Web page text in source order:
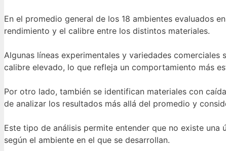
En el promedio general de los 18 ambientes evaluados
rendimiento y el calibre entre los distintos materiales.
Algunas líneas experimentales y variedades
calibre elevado, lo que refleja un comportamiento más
Por otro lado, también se identifican materiales con
de analizar los resultados más allá del promedio y
Este tipo de análisis permite entender que no existe una
según el ambiente en el que se desarrollan.